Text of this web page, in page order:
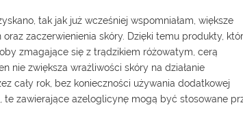
tak jak już wcześniej wspomniałam, większe
zaczerwienienia skóry. Dzięki temu produkty,
zmagające się z trądzikiem różowatym, cerą
nie zwiększa wrażliwości skóry na działanie
cały rok, bez konieczności używania dodatkowej
zawierające azeloglicynę mogą być stosowane